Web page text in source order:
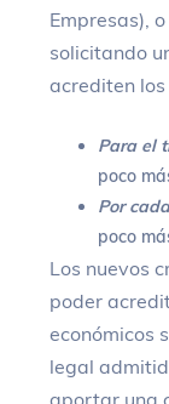
Empresas),
solicitando
acrediten los
Para el
poco
Por
poco
Los nuevos
poder
económicos
legal
aportar una